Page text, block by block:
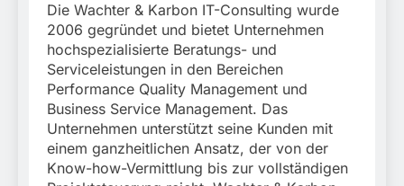
Die Wachter & Karbon IT-Consulting wurde
2006 gegründet und bietet Unternehmen
hochspezialisierte Beratungs- und
Serviceleistungen in den Bereichen
Performance Quality Management und
Business Service Management. Das
Unternehmen unterstützt seine Kunden mit
einem ganzheitlichen Ansatz, der von der
Know-how-Vermittlung bis zur vollständigen